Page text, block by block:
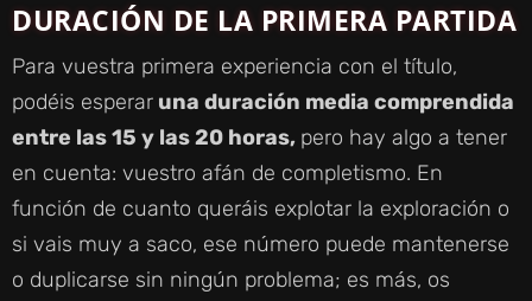
I
D
E
O
DURACIÓN DE LA PRIMERA PARTIDA
Para vuestra primera experiencia con el título,
podéis esperar una duración media comprendida
entre las 15 y las 20 horas, pero hay algo a tener
en cuenta: vuestro afán de completismo. En
función de cuanto queráis explotar la exploración o
si vais muy a saco, ese número puede mantenerse
o duplicarse sin ningún problema; es más, os